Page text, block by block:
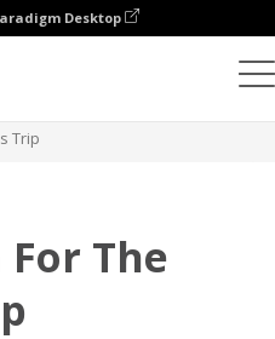
Desktop
Trip
The